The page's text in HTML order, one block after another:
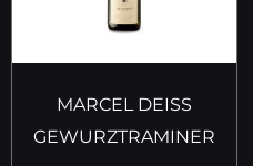
MARCEL DEISS
GEWURZTRAMINER